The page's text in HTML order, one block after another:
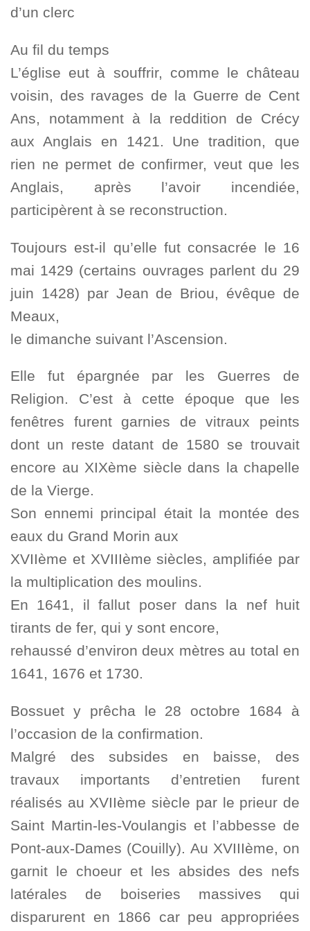
d’un clerc
Au fil du temps
L’église eut à souffrir, comme le château
voisin, des ravages de la Guerre de Cent
Ans, notamment à la reddition de Crécy
aux Anglais en 1421. Une tradition, que
rien ne permet de confirmer, veut que les
Anglais, après l’avoir incendiée,
participèrent à se reconstruction.
Toujours est-il qu’elle fut consacrée le 16
mai 1429 (certains ouvrages parlent du 29
juin 1428) par Jean de Briou, évêque de
Meaux,
le dimanche suivant l’Ascension.
Elle fut épargnée par les Guerres de
Religion. C’est à cette époque que les
fenêtres furent garnies de vitraux peints
dont un reste datant de 1580 se trouvait
encore au XIXème siècle dans la chapelle
de la Vierge.
Son ennemi principal était la montée des
eaux du Grand Morin aux
XVIIème et XVIIIème siècles, amplifiée par
la multiplication des moulins.
En 1641, il fallut poser dans la nef huit
tirants de fer, qui y sont encore,
rehaussé d’environ deux mètres au total en
1641, 1676 et 1730.
Bossuet y prêcha le 28 octobre 1684 à
l’occasion de la confirmation.
Malgré des subsides en baisse, des
travaux importants d’entretien furent
réalisés au XVIIème siècle par le prieur de
Saint Martin-les-Voulangis et l’abbesse de
Pont-aux-Dames (Couilly). Au XVIIIème, on
garnit le choeur et les absides des nefs
latérales de boiseries massives qui
disparurent en 1866 car peu appropriées